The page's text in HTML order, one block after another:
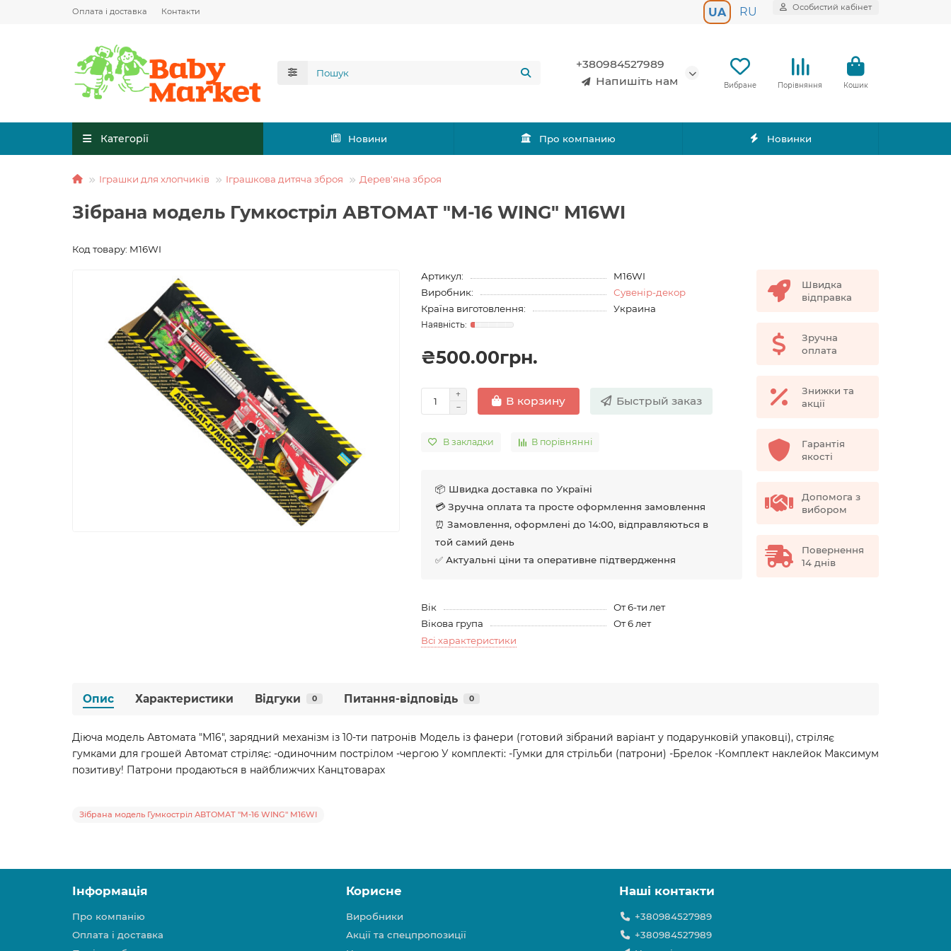
Оплата і доставка Контакти UA RU Особистий кабінет
+380984527989
Напишіть нам
Вибране Порівняння Кошик
Категорії Новини Про компанию Новинки
Іграшки для хлопчиків Іграшкова дитяча зброя Дерев'яна зброя
Зібрана модель Гумкостріл АВТОМАТ "M-16 WING" M16WI
Код товару: M16WI
Артикул:
M16WI
Виробник:
Сувенір-декор
Країна виготовлення:
Украина
₴500.00грн.
В корзину Быстрый заказ
В закладки В порівнянні
📦 Швидка доставка по Україні
💳 Зручна оплата та просте оформлення замовлення
⏰ Замовлення, оформлені до 14:00, відправляються в
той самий день
✅ Актуальні ціни та оперативне підтвердження
Вік
От 6-ти лет
Вікова група
От 6 лет
Всі характеристики
Швидка
відправка
Зручна
оплата
Знижки та
акції
Гарантія
якості
Допомога з
вибором
Повернення
14 днів
Опис Характеристики Відгуки 0 Питання-відповідь 0
Діюча модель Автомата "М16", зарядний механізм із 10-ти патронів Модель із фанери (готовий зібраний варіант у подарунковій упаковці), стріляє
гумками для грошей Автомат стріляє: -одиночним пострілом -чергою У комплекті: -Гумки для стрільби (патрони) -Брелок -Комплект наклейок Максимум
позитиву! Патрони продаються в найближчих Канцтоварах
Зібрана модель Гумкостріл АВТОМАТ "M-16 WING" M16WI
Інформація
Про компанію
Оплата і доставка
Корисне
Виробники
Акції та спецпропозиції
Наші контакти
+380984527989
+380984527989